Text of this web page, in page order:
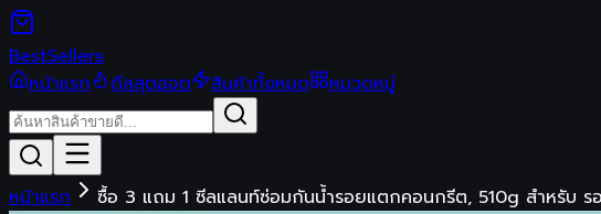
BestSellers
หน้าแรก
ดีลสุดฮอต สินค้าทั้งหมด หมวดหมู่
หน้าแรก ซื้อ 3 แถม 1 ซีลแลนท์ซ่อมกันน้ำรอยแตกคอนกรีต, 510g สำหรับ ร